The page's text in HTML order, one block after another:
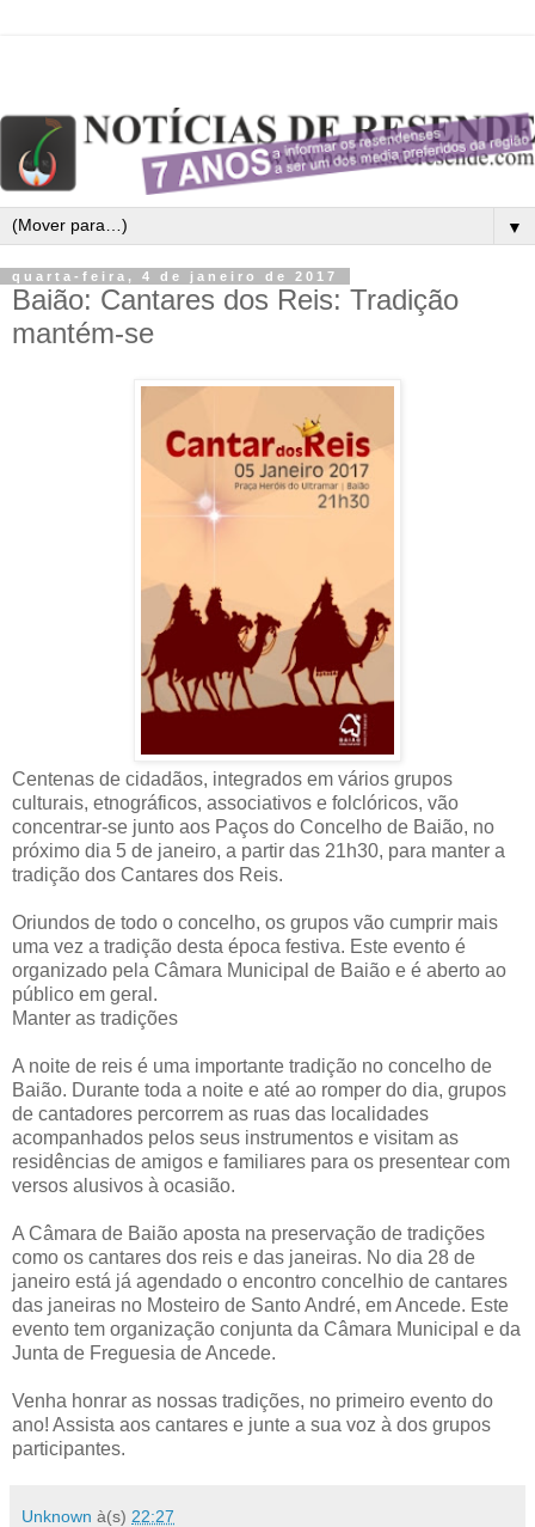
▼
quarta-feira, 4 de janeiro de 2017
Baião: Cantares dos Reis: Tradição
mantém-se
Centenas de cidadãos, integrados em vários grupos
culturais, etnográficos, associativos e folclóricos, vão
concentrar-se junto aos Paços do Concelho de Baião, no
próximo dia 5 de janeiro, a partir das 21h30, para manter a
tradição dos Cantares dos Reis.
Oriundos de todo o concelho, os grupos vão cumprir mais
uma vez a tradição desta época festiva. Este evento é
organizado pela Câmara Municipal de Baião e é aberto ao
público em geral.
Manter as tradições
A noite de reis é uma importante tradição no concelho de
Baião. Durante toda a noite e até ao romper do dia, grupos
de cantadores percorrem as ruas das localidades
acompanhados pelos seus instrumentos e visitam as
residências de amigos e familiares para os presentear com
versos alusivos à ocasião.
A Câmara de Baião aposta na preservação de tradições
como os cantares dos reis e das janeiras. No dia 28 de
janeiro está já agendado o encontro concelhio de cantares
das janeiras no Mosteiro de Santo André, em Ancede. Este
evento tem organização conjunta da Câmara Municipal e da
Junta de Freguesia de Ancede.
Venha honrar as nossas tradições, no primeiro evento do
ano! Assista aos cantares e junte a sua voz à dos grupos
participantes.
Unknown à(s) 22:27